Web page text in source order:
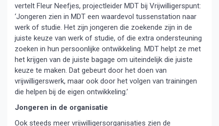
vertelt Fleur Neefjes, projectleider MDT bij Vrijwilligerspunt:
‘Jongeren zien in MDT een waardevol tussenstation naar
werk of studie. Het zijn jongeren die zoekende zijn in de
juiste keuze van werk of studie, of die extra ondersteuning
zoeken in hun persoonlijke ontwikkeling. MDT helpt ze met
het krijgen van de juiste bagage om uiteindelijk die juiste
keuze te maken. Dat gebeurt door het doen van
vrijwilligerswerk, maar ook door het volgen van trainingen
die helpen bij de eigen ontwikkeling.’
Jongeren in de organisatie
Ook steeds meer vrijwilligersorganisaties zien de